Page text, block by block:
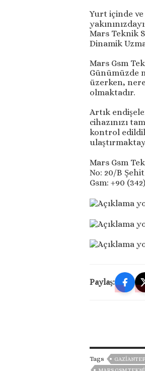
Yurt içinde
Mars Teknik
Dinamik
Mars Gsm
Günümüzde
üzerken,
olmaktadır.
Artık
cihazınızı
kontrol
Mars Gsm
No: 20/B
Gsm: +90
Paylaş:
Tags GAZIANTEP